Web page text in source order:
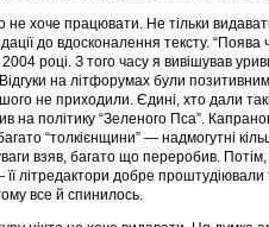
не хоче працювати. Не тільки
до вдосконалення тексту. “Поява
році. З того часу я вивішував
на літфорумах були
не приходили. Єдині, хто дали
на політику “Зеленого Пса”.
“толкієнщини” — надмогутні
взяв, багато що переробив.
її літредактори добре
все й спинилось.